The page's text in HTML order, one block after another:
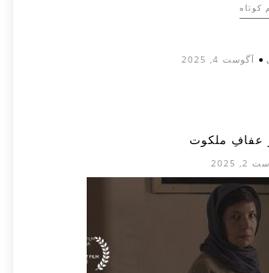
کوتاه
آگوست 4, 2025
عفافِ ملکوت
2025